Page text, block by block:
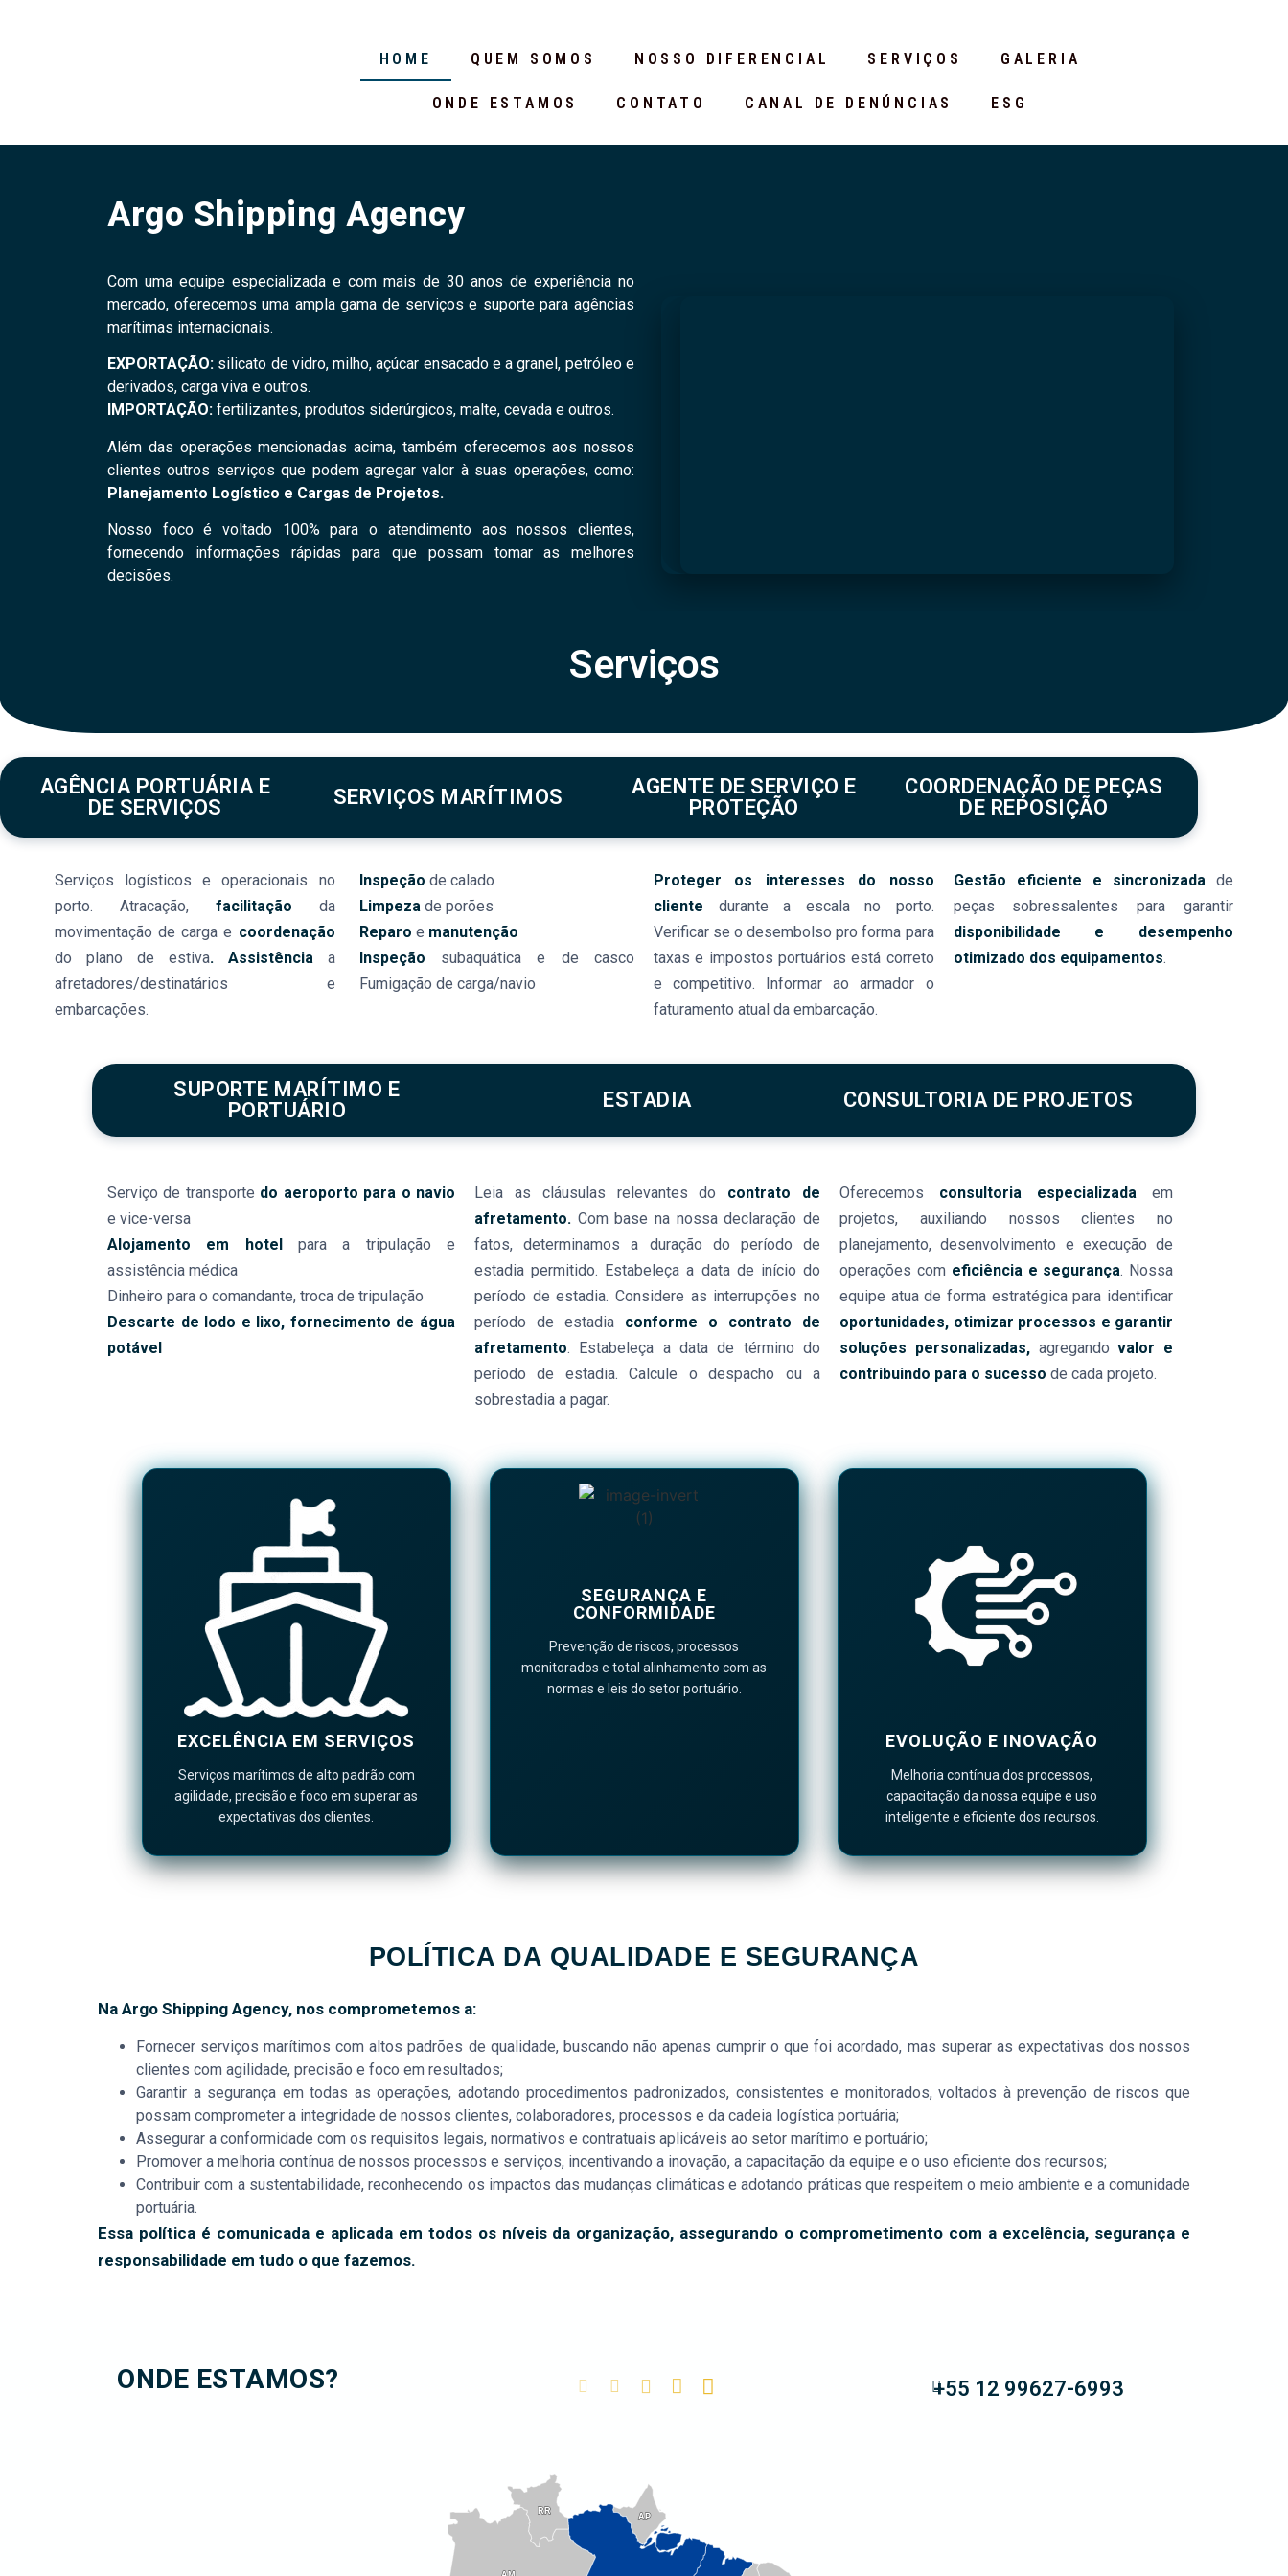
HOME QUEM SOMOS NOSSO DIFERENCIAL SERVIÇOS GALERIA
ONDE ESTAMOS CONTATO CANAL DE DENÚNCIAS ESG
Argo Shipping Agency
Com uma equipe especializada e com mais de 30 anos de experiência no
mercado, oferecemos uma ampla gama de serviços e suporte para agências
marítimas internacionais.
EXPORTAÇÃO: silicato de vidro, milho, açúcar ensacado e a granel, petróleo e
derivados, carga viva e outros.
IMPORTAÇÃO: fertilizantes, produtos siderúrgicos, malte, cevada e outros.
Além das operações mencionadas acima, também oferecemos aos nossos
clientes outros serviços que podem agregar valor à suas operações, como:
Planejamento Logístico e Cargas de Projetos.
Nosso foco é voltado 100% para o atendimento aos nossos clientes,
fornecendo informações rápidas para que possam tomar as melhores
decisões.
Serviços
AGÊNCIA PORTUÁRIA E
DE SERVIÇOS
SERVIÇOS MARÍTIMOS
AGENTE DE SERVIÇO E
PROTEÇÃO​
COORDENAÇÃO DE PEÇAS
DE REPOSIÇÃO
Serviços logísticos e operacionais no
porto. Atracação, facilitação da
movimentação de carga e coordenação
do plano de estiva. Assistência a
afretadores/destinatários e
embarcações.
Inspeção de calado
Limpeza de porões
Reparo e manutenção
Inspeção subaquática e de casco
Fumigação de carga/navio
Proteger os interesses do nosso
cliente durante a escala no porto.
Verificar se o desembolso pro forma para
taxas e impostos portuários está correto
e competitivo. Informar ao armador o
faturamento atual da embarcação.
Gestão eficiente e sincronizada de
peças sobressalentes para garantir
disponibilidade e desempenho
otimizado dos equipamentos.
SUPORTE MARÍTIMO E
PORTUÁRIO
ESTADIA CONSULTORIA DE PROJETOS
Serviço de transporte do aeroporto para o navio
e vice-versa
Alojamento em hotelpara a tripulação e
assistência médica
Dinheiro para o comandante, troca de tripulação
Descarte de lodo e lixo, fornecimento de água
potável
Leia as cláusulas relevantes do contrato de
afretamento. Com base na nossa declaração de
fatos, determinamos a duração do período de
estadia permitido. Estabeleça a data de início do
período de estadia. Considere as interrupções no
período de estadia conforme o contrato de
afretamento. Estabeleça a data de término do
período de estadia. Calcule o despacho ou a
sobrestadia a pagar.
Oferecemos consultoria especializada em
projetos, auxiliando nossos clientes no
planejamento, desenvolvimento e execução de
operações com eficiência e segurança. Nossa
equipe atua de forma estratégica para identificar
oportunidades, otimizar processos e garantir
soluções personalizadas,agregandovalor e
contribuindo para o sucesso de cada projeto.
EXCELÊNCIA EM SERVIÇOS
Serviços marítimos de alto padrão com
agilidade, precisão e foco em superar as
expectativas dos clientes.
SEGURANÇA E
CONFORMIDADE
Prevenção de riscos, processos
monitorados e total alinhamento com as
normas e leis do setor portuário.
EVOLUÇÃO E INOVAÇÃO
Melhoria contínua dos processos,
capacitação da nossa equipe e uso
inteligente e eficiente dos recursos.
POLÍTICA DA QUALIDADE E SEGURANÇA
Na Argo Shipping Agency, nos comprometemos a:
Fornecer serviços marítimos com altos padrões de qualidade, buscando não apenas cumprir o que foi acordado, mas superar as expectativas dos nossos
clientes com agilidade, precisão e foco em resultados;
Garantir a segurança em todas as operações, adotando procedimentos padronizados, consistentes e monitorados, voltados à prevenção de riscos que
possam comprometer a integridade de nossos clientes, colaboradores, processos e da cadeia logística portuária;
Assegurar a conformidade com os requisitos legais, normativos e contratuais aplicáveis ao setor marítimo e portuário;
Promover a melhoria contínua de nossos processos e serviços, incentivando a inovação, a capacitação da equipe e o uso eficiente dos recursos;
Contribuir com a sustentabilidade, reconhecendo os impactos das mudanças climáticas e adotando práticas que respeitem o meio ambiente e a comunidade
portuária.
Essa política é comunicada e aplicada em todos os níveis da organização, assegurando o comprometimento com a excelência, segurança e
responsabilidade em tudo o que fazemos.
ONDE ESTAMOS? +55 12 99627-6993
AP
AP
RR
RR